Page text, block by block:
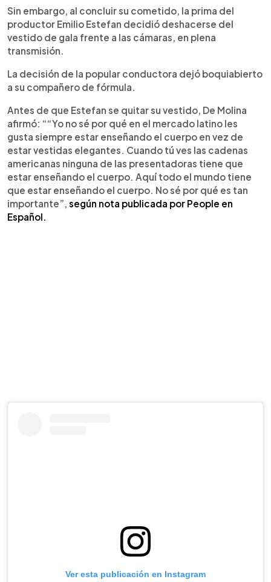
Sin embargo, al concluir su cometido, la prima del
productor Emilio Estefan decidió deshacerse del
vestido de gala frente a las cámaras, en plena
transmisión.
La decisión de la popular conductora dejó boquiabierto
a su compañero de fórmula.
Antes de que Estefan se quitar su vestido, De Molina
afirmó: ““Yo no sé por qué en el mercado latino les
gusta siempre estar enseñando el cuerpo en vez de
estar vestidas elegantes. Cuando tú ves las cadenas
americanas ninguna de las presentadoras tiene que
estar enseñando el cuerpo. Aquí todo el mundo tiene
que estar enseñando el cuerpo. No sé por qué es tan
importante”, según nota publicada por People en
Español.
Ver esta publicación en Instagram